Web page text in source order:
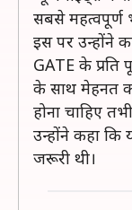
सबसे महत्वपूर्ण
इस पर उन्होंने
GATE के प्रति
के साथ मेहनत
होना चाहिए
उन्होंने कहा कि
जरूरी थी।